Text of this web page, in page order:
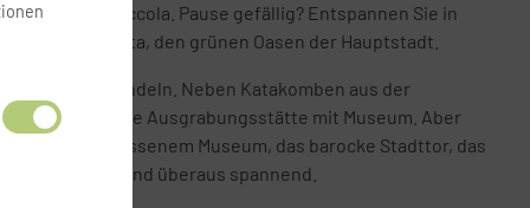
Rocca Piccola. Pause gefällig? Entspannen Sie in
von Valletta, den grünen Oasen der Hauptstadt.
in Mdina wandeln. Neben Katakomben aus der
eine römische Ausgrabungsstätte mit Museum. Aber
mit angeschlossenem Museum, das barocke Stadttor, das
sind überaus spannend.